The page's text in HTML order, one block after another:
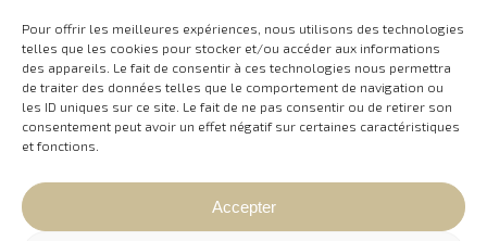
Pour offrir les meilleures expériences, nous utilisons des technologies
telles que les cookies pour stocker et/ou accéder aux informations
des appareils. Le fait de consentir à ces technologies nous permettra
de traiter des données telles que le comportement de navigation ou
les ID uniques sur ce site. Le fait de ne pas consentir ou de retirer son
consentement peut avoir un effet négatif sur certaines caractéristiques
et fonctions.
Accepter
Vignola stratégies d’affaires et mise en marché.